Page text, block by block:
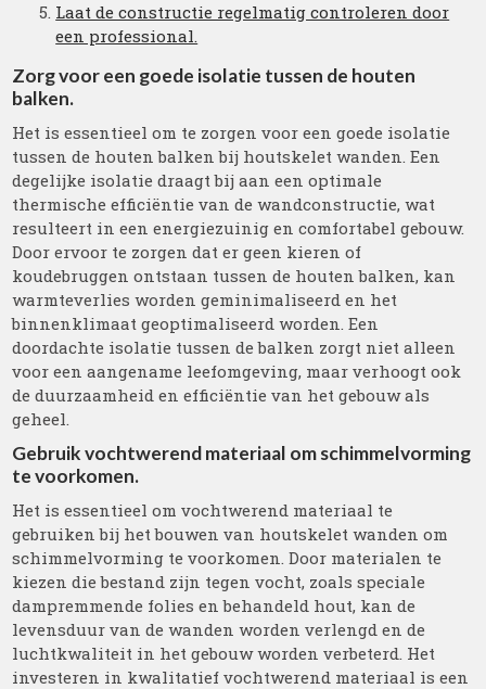
Laat de constructie regelmatig controleren door
een professional.
Zorg voor een goede isolatie tussen de houten
balken.
Het is essentieel om te zorgen voor een goede isolatie
tussen de houten balken bij houtskelet wanden. Een
degelijke isolatie draagt bij aan een optimale
thermische efficiëntie van de wandconstructie, wat
resulteert in een energiezuinig en comfortabel gebouw.
Door ervoor te zorgen dat er geen kieren of
koudebruggen ontstaan tussen de houten balken, kan
warmteverlies worden geminimaliseerd en het
binnenklimaat geoptimaliseerd worden. Een
doordachte isolatie tussen de balken zorgt niet alleen
voor een aangename leefomgeving, maar verhoogt ook
de duurzaamheid en efficiëntie van het gebouw als
geheel.
Gebruik vochtwerend materiaal om schimmelvorming
te voorkomen.
Het is essentieel om vochtwerend materiaal te
gebruiken bij het bouwen van houtskelet wanden om
schimmelvorming te voorkomen. Door materialen te
kiezen die bestand zijn tegen vocht, zoals speciale
dampremmende folies en behandeld hout, kan de
levensduur van de wanden worden verlengd en de
luchtkwaliteit in het gebouw worden verbeterd. Het
investeren in kwalitatief vochtwerend materiaal is een